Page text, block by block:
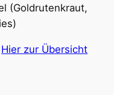
(Goldrutenkraut,
Hier zur Übersicht